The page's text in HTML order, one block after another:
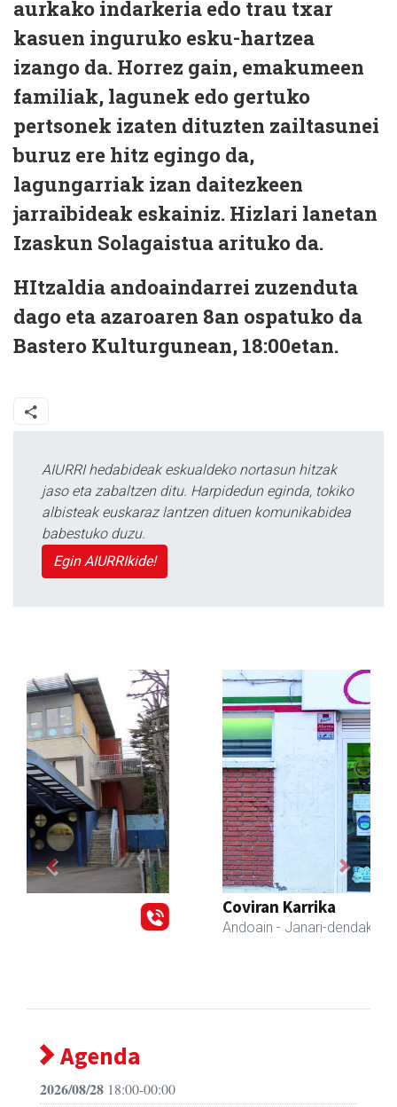
aurkako indarkeria edo trau txar
kasuen inguruko esku-hartzea
izango da. Horrez gain, emakumeen
familiak, lagunek edo gertuko
pertsonek izaten dituzten zailtasunei
buruz ere hitz egingo da,
lagungarriak izan daitezkeen
jarraibideak eskainiz. Hizlari lanetan
Izaskun Solagaistua arituko da.
HItzaldia andoaindarrei zuzenduta
dago eta azaroaren 8an ospatuko da
Bastero Kulturgunean, 18:00etan.
AIURRI hedabideak eskualdeko nortasun hitzak
jaso eta zabaltzen ditu. Harpidedun eginda, tokiko
albisteak euskaraz lantzen dituen komunikabidea
babestuko duzu.
Egin AIURRIkide!
- Janari-dendak
Previous Next
Agenda
2026/08/28 18:00-00:00